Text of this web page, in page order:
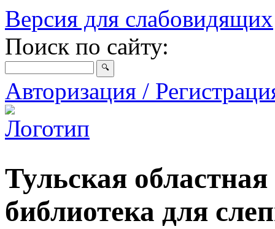
Версия для слабовидящих
Поиск по сайту:
Авторизация /
Тульская
библиотека для